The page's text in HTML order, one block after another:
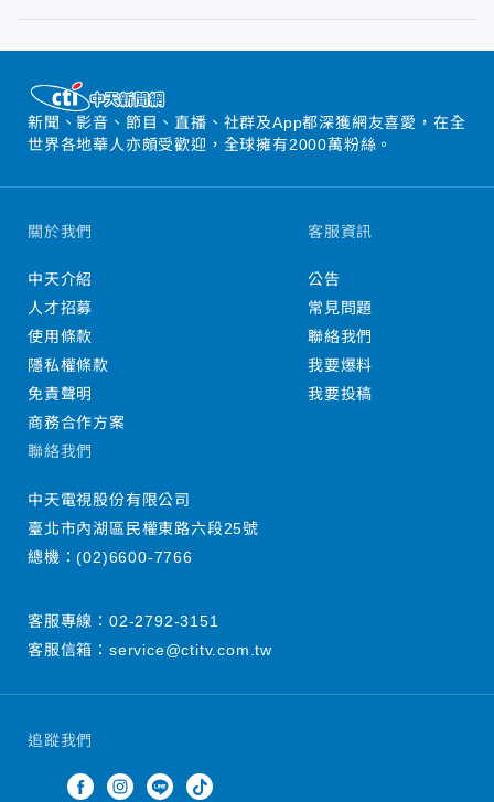
新聞、影音、節目、直播、社群及App都深獲網友喜愛，在全
世界各地華人亦頗受歡迎，全球擁有2000萬粉絲。
追蹤我們
關於我們
中天介紹
人才招募
使用條款
隱私權條款
免責聲明
商務合作方案
客服資訊
公告
常見問題
聯絡我們
我要爆料
我要投稿
聯絡我們
中天電視股份有限公司
臺北市內湖區民權東路六段25號
總機：(02)6600-7766
客服專線： 02-2792-3151
客服信箱： service@ctitv.com.tw